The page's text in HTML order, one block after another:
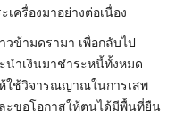
ครื่องมาอย่างต่อเนื่อง
ข้ามดรามา เพื่อกลับไป
นำเงินมาชำระหนี้ทั้งหมด
ใช้วิจารณญาณในการเสพ
ะขอโอกาสให้ตนได้มีพื้นที่ยืน